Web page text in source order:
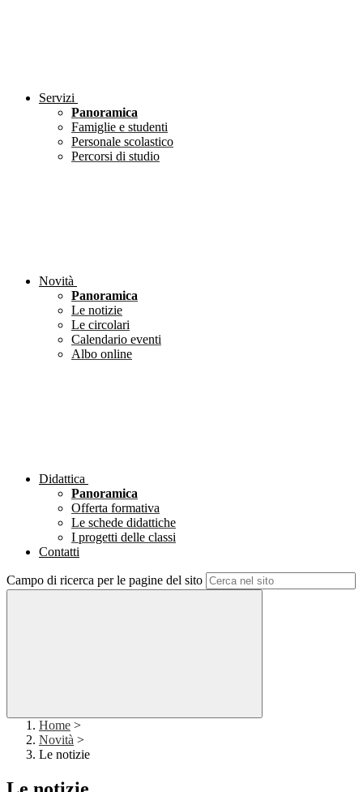
Servizi
Panoramica
Famiglie e studenti
Personale scolastico
Percorsi di studio
Novità
Panoramica
Le notizie
Le circolari
Calendario eventi
Albo online
Didattica
Panoramica
Offerta formativa
Le schede didattiche
I progetti delle classi
Contatti
Campo di ricerca per le pagine del sito
Home >
Novità >
Le notizie